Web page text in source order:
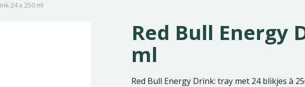
24 x 250 ml
Red Bull Energy
ml
Red Bull Energy Drink: tray met 24 blikjes à